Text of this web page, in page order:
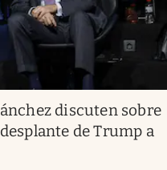
discuten sobre
de Trump a